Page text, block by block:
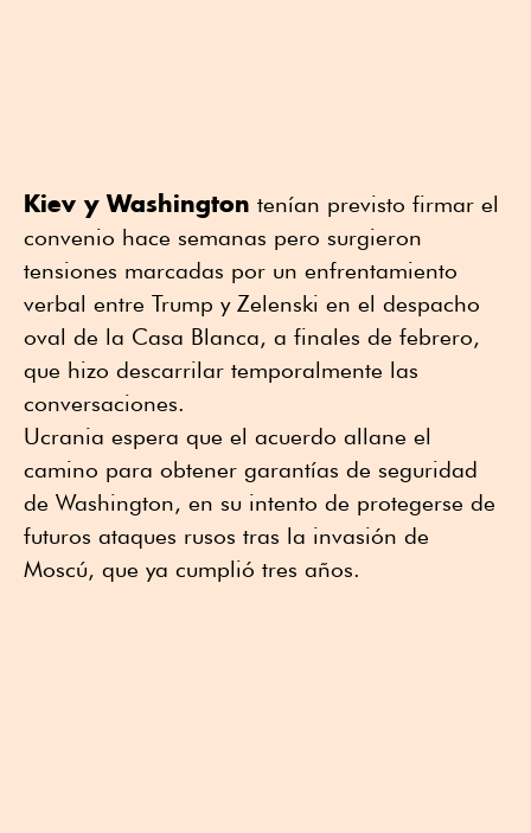
Kiev y Washington tenían previsto firmar el
convenio hace semanas pero surgieron
tensiones marcadas por un enfrentamiento
verbal entre Trump y Zelenski en el despacho
oval de la Casa Blanca, a finales de febrero,
que hizo descarrilar temporalmente las
conversaciones.
Ucrania espera que el acuerdo allane el
camino para obtener garantías de seguridad
de Washington, en su intento de protegerse de
futuros ataques rusos tras la invasión de
Moscú, que ya cumplió tres años.